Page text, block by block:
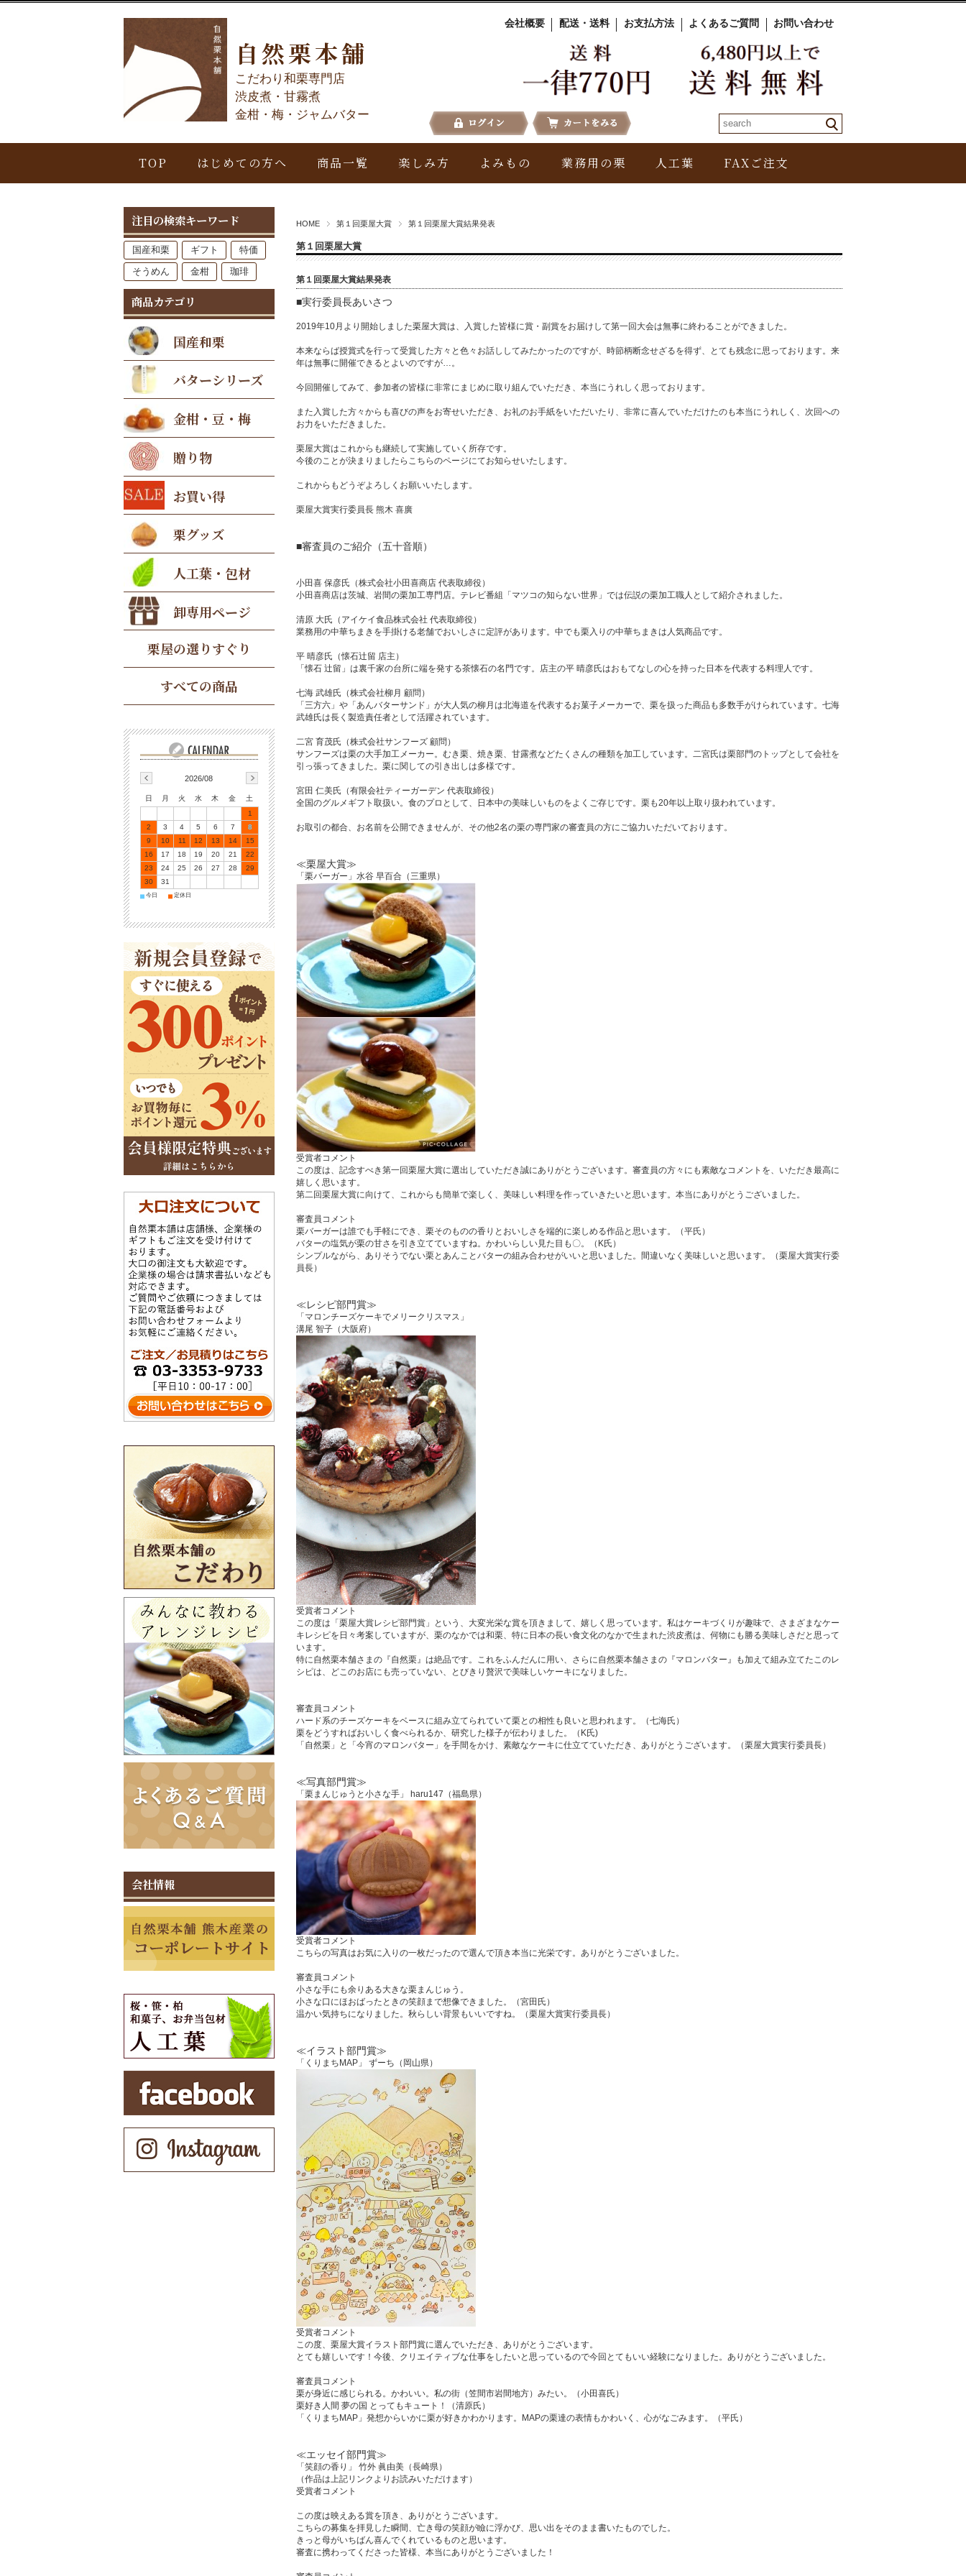
自然栗本舗
こだわり和栗専門店
渋皮煮・甘霧煮
金柑・梅・ジャムバター
会社概要 配送・送料 お支払方法 よくあるご質問 お問い合わせ
TOP はじめての方へ 商品一覧 楽しみ方 よみもの 業務用の栗 人工葉 FAXご注文
HOME 第１回栗屋大賞 第１回栗屋大賞結果発表
第１回栗屋大賞
第１回栗屋大賞結果発表
■実行委員長あいさつ
2019年10月より開始しました栗屋大賞は、入賞した皆様に賞・副賞をお届けして第一回大会は無事に終わることができました。
本来ならば授賞式を行って受賞した方々と色々お話ししてみたかったのですが、時節柄断念せざるを得ず、とても残念に思っております。来
年は無事に開催できるとよいのですが…。
今回開催してみて、参加者の皆様に非常にまじめに取り組んでいただき、本当にうれしく思っております。
また入賞した方々からも喜びの声をお寄せいただき、お礼のお手紙をいただいたり、非常に喜んでいただけたのも本当にうれしく、次回への
お力をいただきました。
栗屋大賞はこれからも継続して実施していく所存です。
今後のことが決まりましたらこちらのページにてお知らせいたします。
これからもどうぞよろしくお願いいたします。
栗屋大賞実行委員長 熊木 喜廣
■審査員のご紹介（五十音順）
小田喜 保彦氏（株式会社小田喜商店 代表取締役）
小田喜商店は茨城、岩間の栗加工専門店。テレビ番組「マツコの知らない世界」では伝説の栗加工職人として紹介されました。
清原 大氏（アイケイ食品株式会社 代表取締役）
業務用の中華ちまきを手掛ける老舗でおいしさに定評があります。中でも栗入りの中華ちまきは人気商品です。
平 晴彦氏（懐石辻留 店主）
「懐石 辻留」は裏千家の台所に端を発する茶懐石の名門です。店主の平 晴彦氏はおもてなしの心を持った日本を代表する料理人です。
七海 武雄氏（株式会社柳月 顧問）
「三方六」や「あんバターサンド」が大人気の柳月は北海道を代表するお菓子メーカーで、栗を扱った商品も多数手がけられています。七海
武雄氏は長く製造責任者として活躍されています。
二宮 育茂氏（株式会社サンフーズ 顧問）
サンフーズは栗の大手加工メーカー。むき栗、焼き栗、甘露煮などたくさんの種類を加工しています。二宮氏は栗部門のトップとして会社を
引っ張ってきました。栗に関しての引き出しは多様です。
宮田 仁美氏（有限会社ティーガーデン 代表取締役）
全国のグルメギフト取扱い。食のプロとして、日本中の美味しいものをよくご存じです。栗も20年以上取り扱われています。
お取引の都合、お名前を公開できませんが、その他2名の栗の専門家の審査員の方にご協力いただいております。
≪栗屋大賞≫
「栗バーガー」水谷 早百合（三重県）
受賞者コメント
この度は、記念すべき第一回栗屋大賞に選出していただき誠にありがとうございます。審査員の方々にも素敵なコメントを、いただき最高に
嬉しく思います。
第二回栗屋大賞に向けて、これからも簡単で楽しく、美味しい料理を作っていきたいと思います。本当にありがとうございました。
審査員コメント
栗バーガーは誰でも手軽にでき、栗そのものの香りとおいしさを端的に楽しめる作品と思います。（平氏）
バターの塩気が栗の甘さを引き立てていますね。かわいらしい見た目も〇。（K氏）
シンプルながら、ありそうでない栗とあんことバターの組み合わせがいいと思いました。間違いなく美味しいと思います。（栗屋大賞実行委
員長）
≪レシピ部門賞≫
「マロンチーズケーキでメリークリスマス」
溝尾 智子（大阪府）
受賞者コメント
この度は「栗屋大賞レシピ部門賞」という、大変光栄な賞を頂きまして、嬉しく思っています。私はケーキづくりが趣味で、さまざまなケー
キレシピを日々考案していますが、栗のなかでは和栗、特に日本の長い食文化のなかで生まれた渋皮煮は、何物にも勝る美味しさだと思って
います。
特に自然栗本舗さまの『自然栗』は絶品です。これをふんだんに用い、さらに自然栗本舗さまの『マロンバター』も加えて組み立てたこのレ
シピは、どこのお店にも売っていない、とびきり贅沢で美味しいケーキになりました。
審査員コメント
ハード系のチーズケーキをベースに組み立てられていて栗との相性も良いと思われます。（七海氏）
栗をどうすればおいしく食べられるか、研究した様子が伝わりました。（K氏)
「自然栗」と「今宵のマロンバター」を手間をかけ、素敵なケーキに仕立てていただき、ありがとうございます。（栗屋大賞実行委員長）
≪写真部門賞≫
「栗まんじゅうと小さな手」 haru147（福島県）
受賞者コメント
こちらの写真はお気に入りの一枚だったので選んで頂き本当に光栄です。ありがとうございました。
審査員コメント
小さな手にも余りある大きな栗まんじゅう。
小さな口にほおばったときの笑顔まで想像できました。（宮田氏）
温かい気持ちになりました。秋らしい背景もいいですね。（栗屋大賞実行委員長）
≪イラスト部門賞≫
「くりまちMAP」 ずーち（岡山県）
受賞者コメント
この度、栗屋大賞イラスト部門賞に選んでいただき、ありがとうございます。
とても嬉しいです！今後、クリエイティブな仕事をしたいと思っているので今回とてもいい経験になりました。ありがとうございました。
審査員コメント
栗が身近に感じられる。かわいい。私の街（笠間市岩間地方）みたい。（小田喜氏）
栗好き人間 夢の国 とってもキュート！（清原氏）
「くりまちMAP」発想からいかに栗が好きかわかります。MAPの栗達の表情もかわいく、心がなごみます。（平氏）
≪エッセイ部門賞≫
「笑顔の香り」 竹外 眞由美（長崎県）
（作品は上記リンクよりお読みいただけます）
受賞者コメント
この度は映えある賞を頂き、ありがとうございます。
こちらの募集を拝見した瞬間、亡き母の笑顔が瞼に浮かび、思い出をそのまま書いたものでした。
きっと母がいちばん喜んでくれているものと思います。
審査に携わってくださった皆様、本当にありがとうございました！
注目の検索キーワード
国産和栗 ギフト 特価
そうめん 金柑 珈琲
商品カテゴリ
国産和栗
バターシリーズ
金柑・豆・梅
贈り物
お買い得
栗グッズ
人工葉・包材
卸専用ページ
栗屋の選りすぐり
すべての商品
2026/08
日 月 火 水 木 金
土
1
2
3 4 5 6 7
8
9
10 11 12 13 14
15
16
17 18 19 20 21
22
23
24 25 26 27 28
29
30
31
■ 今日 ■ 定休日
会社情報